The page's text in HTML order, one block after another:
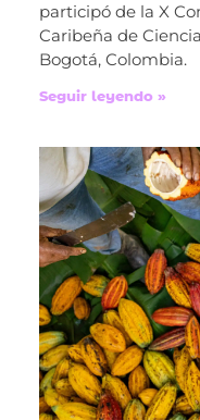
participó de la X
Caribeña de
Bogotá, Colombia.
Seguir leyendo »